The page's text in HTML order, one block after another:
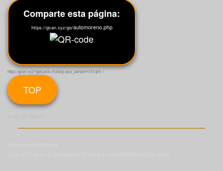
Comparte esta página:
https://gcan.xyz/go/automoreno.php
https://gcan.xyz/?getcard=312&rg=gca_2airport•312 qr5 √
TOP